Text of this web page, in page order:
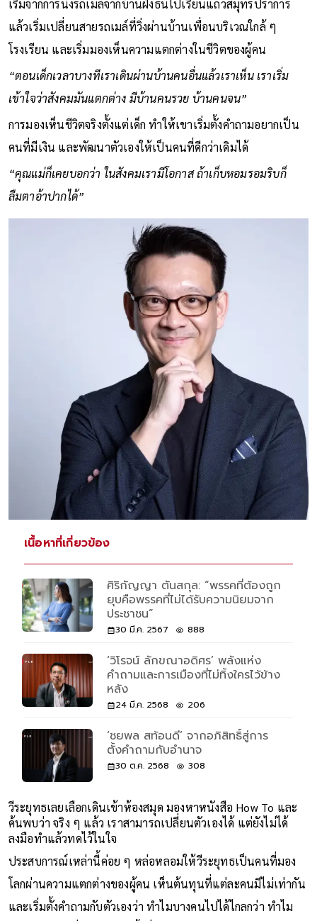
เริ่มจากการนั่งรถเมล์จากบ้านฝั่งธนไปเรียนแถวสมุทรปราการ
แล้วเริ่มเปลี่ยนสายรถเมล์ที่วิ่งผ่านบ้านเพื่อนบริเวณใกล้ ๆ
โรงเรียน และเริ่มมองเห็นความแตกต่างในชีวิตของผู้คน
“ตอนเด็กเวลาบางทีเราเดินผ่านบ้านคนอื่นแล้วเราเห็น เราเริ่ม
เข้าใจว่าสังคมมันแตกต่าง มีบ้านคนรวย บ้านคนจน”
การมองเห็นชีวิตจริงตั้งแต่เด็ก ทำให้เขาเริ่มตั้งคำถามอยากเป็น
คนที่มีเงิน และพัฒนาตัวเองให้เป็นคนที่ดีกว่าเดิมได้
“คุณแม่ก็เคยบอกว่า ในสังคมเรามีโอกาส ถ้าเก็บหอมรอมริบก็
ลืมตาอ้าปากได้”
เนื้อหาที่เกี่ยวข้อง
ศิริกัญญา ตันสกุล: “พรรคที่ต้องถูก
ยุบคือพรรคที่ไม่ได้รับความนิยมจาก
ประชาชน”
30 มี.ค. 2567 888
‘วิโรจน์ ลักขณาอดิศร’ พลังแห่ง
คำถามและการเมืองที่ไม่ทิ้งใครไว้ข้าง
หลัง
24 มี.ค. 2568 206
‘ชยพล สท้อนดี’ จากอภิสิทธิ์สู่การ
ตั้งคำถามกับอำนาจ
30 ต.ค. 2568 308
วีระยุทธเลยเลือกเดินเข้าห้องสมุด มองหาหนังสือ How To และ
ค้นพบว่า จริง ๆ แล้ว เราสามารถเปลี่ยนตัวเองได้ แต่ยังไม่ได้
ลงมือทำแล้วทดไว้ในใจ
ประสบการณ์เหล่านี้ค่อย ๆ หล่อหลอมให้วีระยุทธเป็นคนที่มอง
โลกผ่านความแตกต่างของผู้คน เห็นต้นทุนที่แต่ละคนมีไม่เท่ากัน
และเริ่มตั้งคำถามกับตัวเองว่า ทำไมบางคนไปได้ไกลกว่า ทำไม